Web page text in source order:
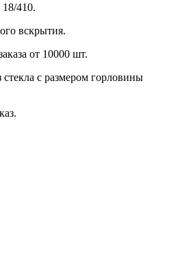
410.
вскрытия.
от 10000 шт.
с размером горловины